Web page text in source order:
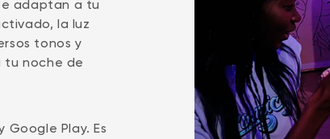
adaptan a tu
la luz
tonos y
tu noche de
Google Play. Es